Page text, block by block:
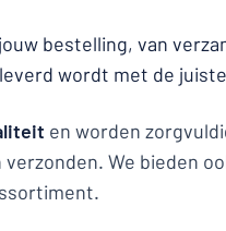
jouw bestelling, van
wordt met de
en worden
We bieden